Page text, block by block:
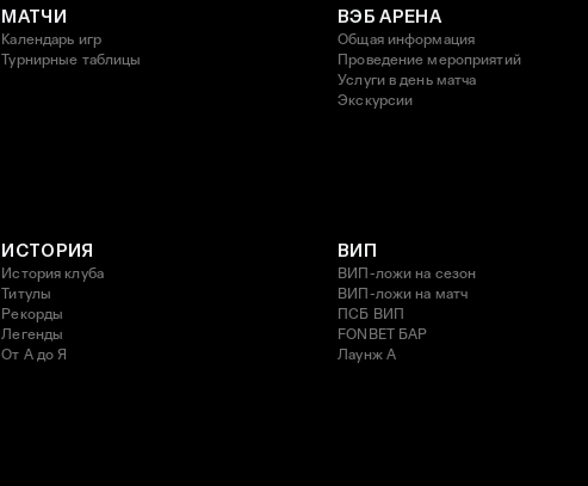
МАТЧИ
Календарь игр
Турнирные таблицы
ВЭБ АРЕНА
Общая информация
Проведение мероприятий
Услуги в день матча
Экскурсии
ИСТОРИЯ
История клуба
Титулы
Рекорды
Легенды
От А до Я
ВИП
ВИП-ложи на сезон
ВИП-ложи на матч
ПСБ ВИП
FONBET БАР
Лаунж A